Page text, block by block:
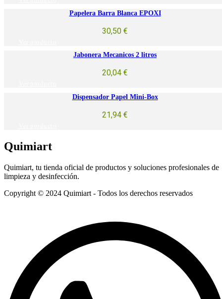
Papelera Barra Blanca EPOXI
30,50 €
Jabonera Mecanicos 2 litros
20,04 €
Dispensador Papel Mini-Box
21,94 €
Quimiart
Quimiart, tu tienda oficial de productos y soluciones profesionales de
limpieza y desinfección.
Copyright © 2024 Quimiart - Todos los derechos reservados